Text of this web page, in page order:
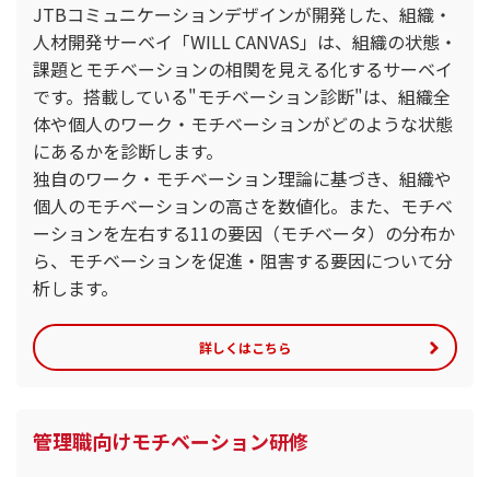
JTBコミュニケーションデザインが開発した、組織・
人材開発サーベイ「WILL CANVAS」は、組織の状態・
課題とモチベーションの相関を見える化するサーベイ
です。搭載している"モチベーション診断"は、組織全
体や個人のワーク・モチベーションがどのような状態
にあるかを診断します。
独自のワーク・モチベーション理論に基づき、組織や
個人のモチベーションの高さを数値化。また、モチベ
ーションを左右する11の要因（モチベータ）の分布か
ら、モチベーションを促進・阻害する要因について分
析します。
詳しくはこちら
管理職向けモチベーション研修